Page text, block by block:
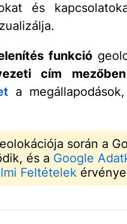
és
funkció
cím mezőben
a
során a
és a Google
Feltételek